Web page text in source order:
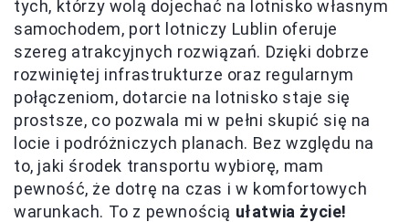
tych, którzy wolą dojechać na lotnisko własnym
samochodem, port lotniczy Lublin oferuje
szereg atrakcyjnych rozwiązań. Dzięki dobrze
rozwiniętej infrastrukturze oraz regularnym
połączeniom, dotarcie na lotnisko staje się
prostsze, co pozwala mi w pełni skupić się na
locie i podróżniczych planach. Bez względu na
to, jaki środek transportu wybiorę, mam
pewność, że dotrę na czas i w komfortowych
warunkach. To z pewnością ułatwia życie!